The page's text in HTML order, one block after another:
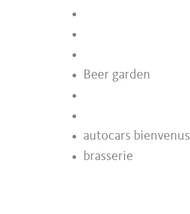
Beer garden
autocars bienvenus
brasserie